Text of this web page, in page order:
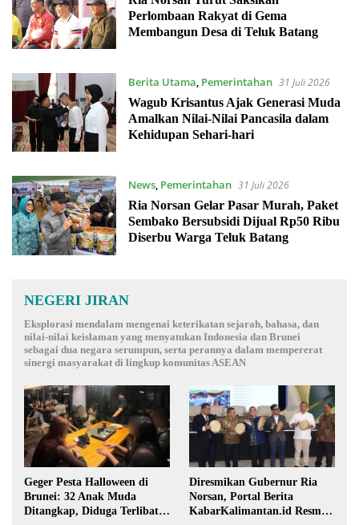
Perlombaan Rakyat di Gema
Membangun Desa di Teluk Batang
Berita Utama, Pemerintahan 31 Juli 2026
Wagub Krisantus Ajak Generasi Muda
Amalkan Nilai-Nilai Pancasila dalam
Kehidupan Sehari-hari
News, Pemerintahan 31 Juli 2026
Ria Norsan Gelar Pasar Murah, Paket
Sembako Bersubsidi Dijual Rp50 Ribu
Diserbu Warga Teluk Batang
NEGERI JIRAN
Eksplorasi mendalam mengenai keterikatan sejarah, bahasa, dan
nilai-nilai keislaman yang menyatukan Indonesia dan Brunei
sebagai dua negara serumpun, serta perannya dalam mempererat
sinergi masyarakat di lingkup komunitas ASEAN
Geger Pesta Halloween di
Brunei: 32 Anak Muda
Ditangkap, Diduga Terlibat
Diresmikan Gubernur Ria
Norsan, Portal Berita
KabarKalimantan.id Resmi